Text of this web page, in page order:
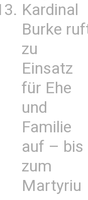
Kardinal
Burke
zu
Einsatz
für Ehe
und
Familie
auf – bis
zum
Martyriu